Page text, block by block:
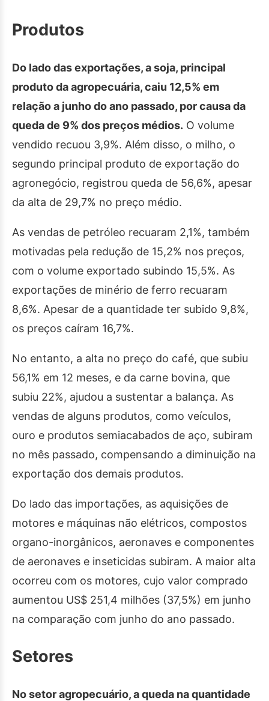
Produtos
Do lado das exportações, a soja, principal
produto da agropecuária, caiu 12,5% em
relação a junho do ano passado, por causa da
queda de 9% dos preços médios. O volume
vendido recuou 3,9%. Além disso, o milho, o
segundo principal produto de exportação do
agronegócio, registrou queda de 56,6%, apesar
da alta de 29,7% no preço médio.
As vendas de petróleo recuaram 2,1%, também
motivadas pela redução de 15,2% nos preços,
com o volume exportado subindo 15,5%. As
exportações de minério de ferro recuaram
8,6%. Apesar de a quantidade ter subido 9,8%,
os preços caíram 16,7%.
No entanto, a alta no preço do café, que subiu
56,1% em 12 meses, e da carne bovina, que
subiu 22%, ajudou a sustentar a balança. As
vendas de alguns produtos, como veículos,
ouro e produtos semiacabados de aço, subiram
no mês passado, compensando a diminuição na
exportação dos demais produtos.
Do lado das importações, as aquisições de
motores e máquinas não elétricos, compostos
organo-inorgânicos, aeronaves e componentes
de aeronaves e inseticidas subiram. A maior alta
ocorreu com os motores, cujo valor comprado
aumentou US$ 251,4 milhões (37,5%) em junho
na comparação com junho do ano passado.
Setores
No setor agropecuário, a queda na quantidade